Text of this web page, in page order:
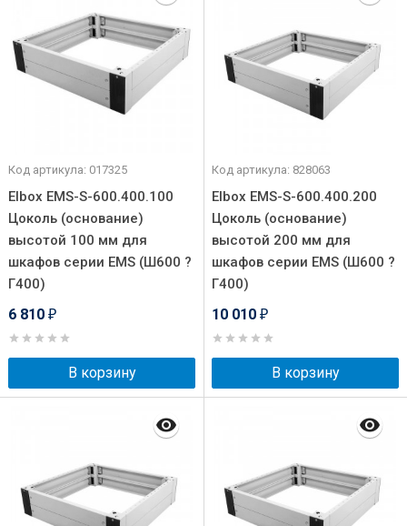
Код артикула: 017325
Elbox EMS-S-600.400.100
Цоколь (основание)
высотой 100 мм для
шкафов серии EMS (Ш600 ?
Г400)
6 810 ₽
В корзину
Код артикула: 828063
Elbox EMS-S-600.400.200
Цоколь (основание)
высотой 200 мм для
шкафов серии EMS (Ш600 ?
Г400)
10 010 ₽
В корзину